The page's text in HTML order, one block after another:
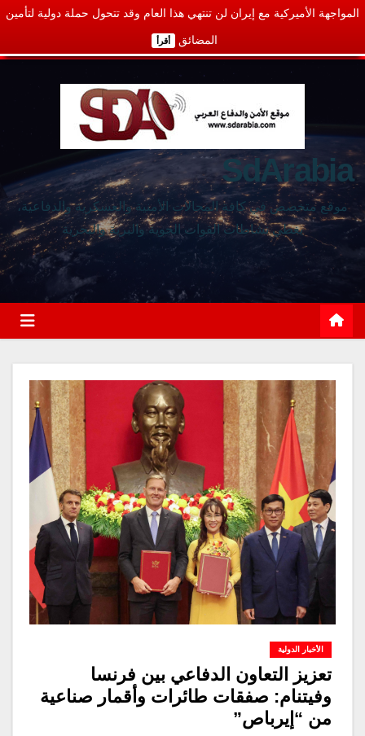
المواجهة الأميركية مع إيران لن تنتهي هذا العام وقد تتحول حملة دولية لتأمين
المضائق أقرأ
SdArabia
موقع متخصص في كافة المجالات الأمنية والعسكرية والدفاعية،
يغطي نشاطات القوات الجوية والبرية والبحرية
الأخبار الدولية
تعزيز التعاون الدفاعي بين فرنسا
وفيتنام: صفقات طائرات وأقمار صناعية
من “إيرباص”